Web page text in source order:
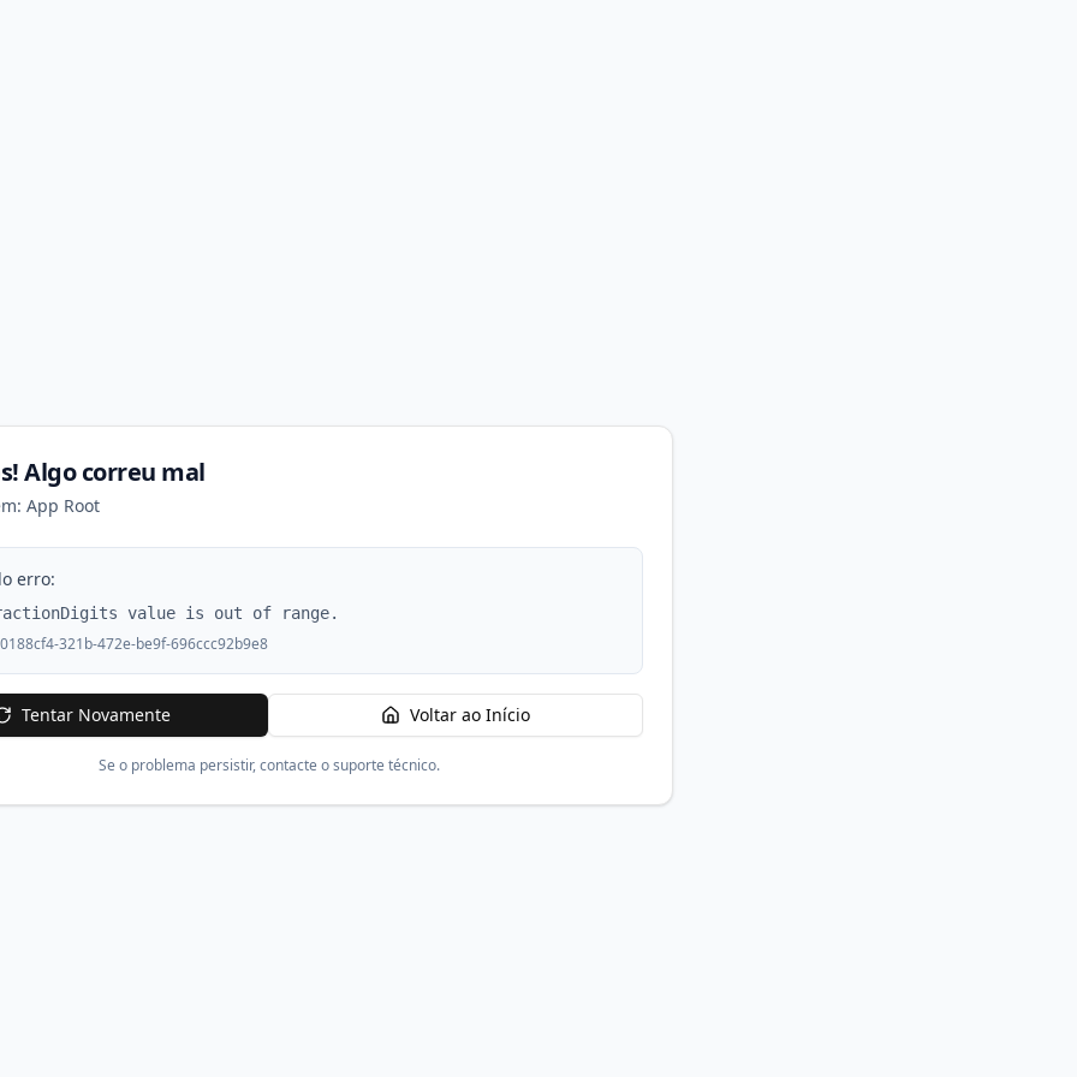
Algo correu mal
App Root
erro:
value is out of range.
321b-472e-be9f-696ccc92b9e8
Tentar Novamente Voltar ao Início
Se o problema persistir, contacte o suporte técnico.